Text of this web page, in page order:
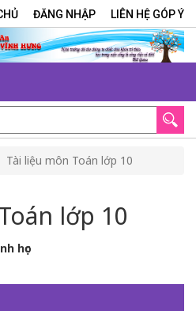
ĐĂNG NHẬP LIÊN HỆ GÓP Ý
Tài liệu môn Toán lớp 10
lớp 10
học